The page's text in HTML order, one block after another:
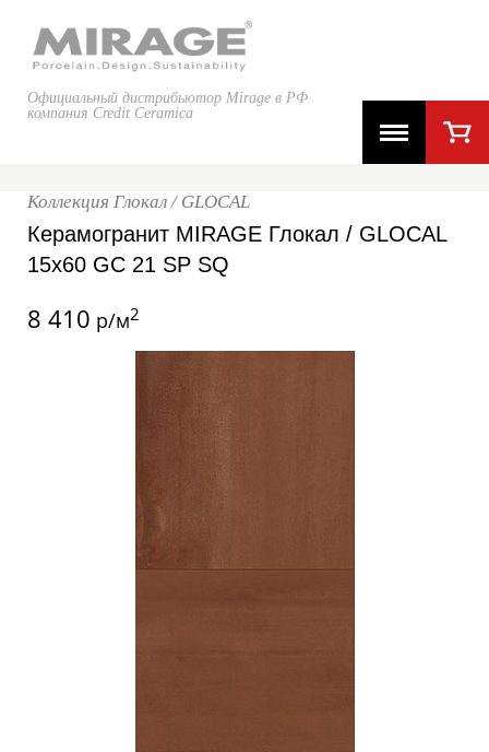
Официальный дистрибьютор Mirage в РФ
компания Credit Ceramica
Коллекция Глокал / GLOCAL
Керамогранит MIRAGE Глокал / GLOCAL
15x60 GC 21 SP SQ
8 410 р/м2